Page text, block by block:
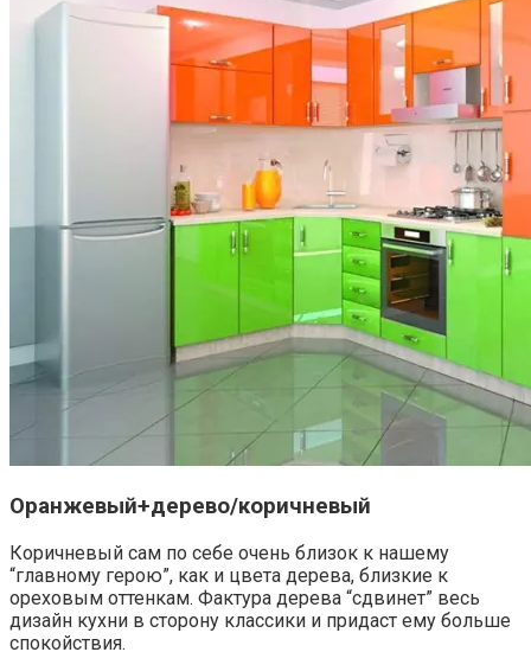
Оранжевый+дерево/коричневый
Коричневый сам по себе очень близок к нашему
“главному герою”, как и цвета дерева, близкие к
ореховым оттенкам. Фактура дерева “сдвинет” весь
дизайн кухни в сторону классики и придаст ему больше
спокойствия.